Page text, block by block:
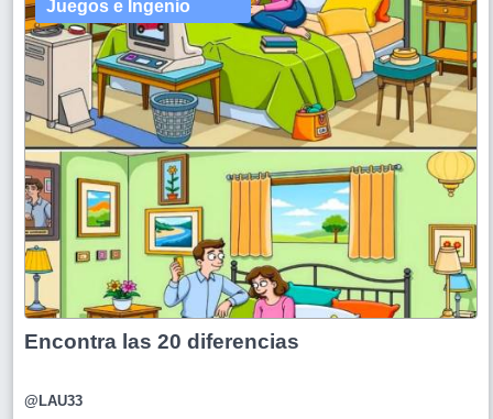
Juegos e Ingenio
Encontra las 20 diferencias
@LAU33